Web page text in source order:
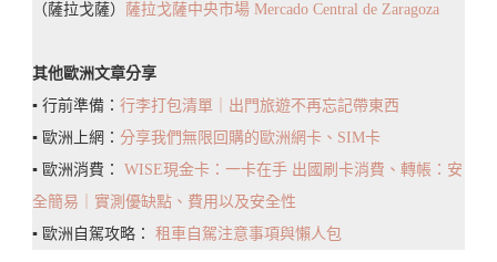
（薩拉戈薩） 薩拉戈薩中央市場 Mercado Central de Zaragoza
其他歐洲文章分享
▪️ 行前準備： 行李打包清單｜出門旅遊不再忘記帶東西
▪️ 歐洲上網： 分享我們無限回購的歐洲網卡、SIM卡
▪️ 歐洲消費： WISE現金卡：一卡在手 出國刷卡消費、轉帳：安
全簡易｜實測優缺點、費用以及安全性
▪️ 歐洲自駕攻略： 租車自駕注意事項與懶人包